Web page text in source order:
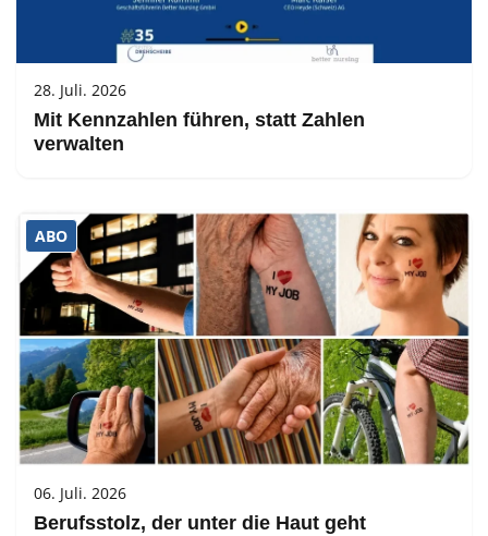
28. Juli. 2026
Mit Kennzahlen führen, statt Zahlen
verwalten
ABO
06. Juli. 2026
Berufsstolz, der unter die Haut geht